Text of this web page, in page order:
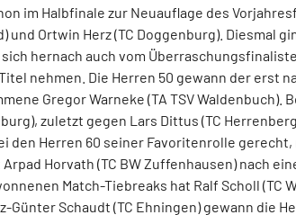
im Halbfinale zur Neuauflage des
und Ortwin Herz (TC Doggenburg). Diesmal
hernach auch vom
nehmen. Die Herren 50 gewann der erst
Gregor Warneke (TA TSV Waldenbuch).
zuletzt gegen Lars Dittus (TC
den Herren 60 seiner Favoritenrolle
Horvath (TC BW Zuffenhausen) nach
Match-Tiebreaks hat Ralf Scholl (TC
Schaudt (TC Ehningen) gewann die